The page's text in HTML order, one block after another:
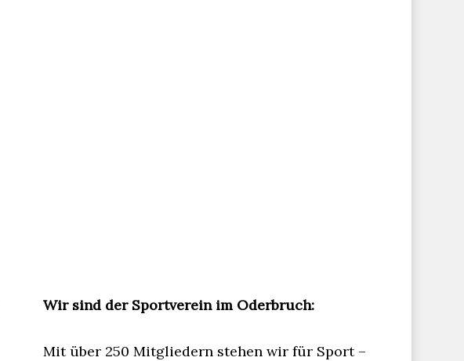
Wir sind der Sportverein im Oderbruch:
Mit über 250 Mitgliedern stehen wir für Sport –